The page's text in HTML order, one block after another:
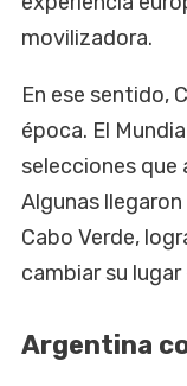
movilizadora.
En ese sentido,
época. El
selecciones que
Algunas
Cabo Verde,
cambiar su
Argentina